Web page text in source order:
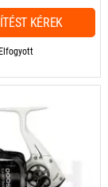
Elfogyott
KÉREK